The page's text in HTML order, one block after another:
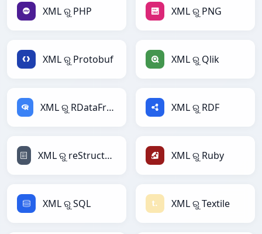
XML ରୁ PHP XML ରୁ PNG
XML ରୁ Protobuf XML ରୁ Qlik
XML ରୁ RDataFrame XML ରୁ RDF
XML ରୁ reStructuredText XML ରୁ Ruby
XML ରୁ SQL XML ରୁ Textile